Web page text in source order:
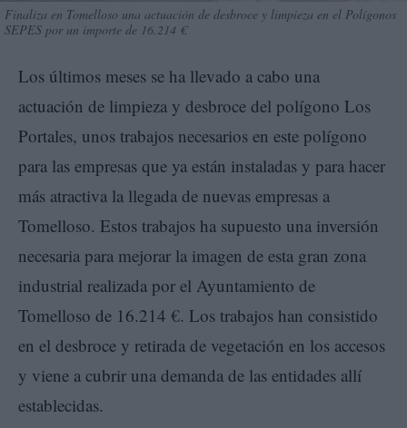
Finaliza en Tomelloso una actuación de desbroce y limpieza en el Polígonos
SEPES por un importe de 16.214 €
Los últimos meses se ha llevado a cabo una
actuación de limpieza y desbroce del polígono Los
Portales, unos trabajos necesarios en este polígono
para las empresas que ya están instaladas y para hacer
más atractiva la llegada de nuevas empresas a
Tomelloso. Estos trabajos ha supuesto una inversión
necesaria para mejorar la imagen de esta gran zona
industrial realizada por el Ayuntamiento de
Tomelloso de 16.214 €. Los trabajos han consistido
en el desbroce y retirada de vegetación en los accesos
y viene a cubrir una demanda de las entidades allí
establecidas.